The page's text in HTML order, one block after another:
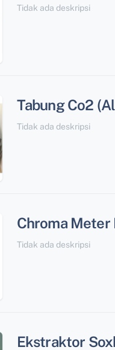
Tidak ada deskripsi
Tabung Co2
Tidak ada deskripsi
Chroma Meter
Tidak ada deskripsi
Ekstraktor